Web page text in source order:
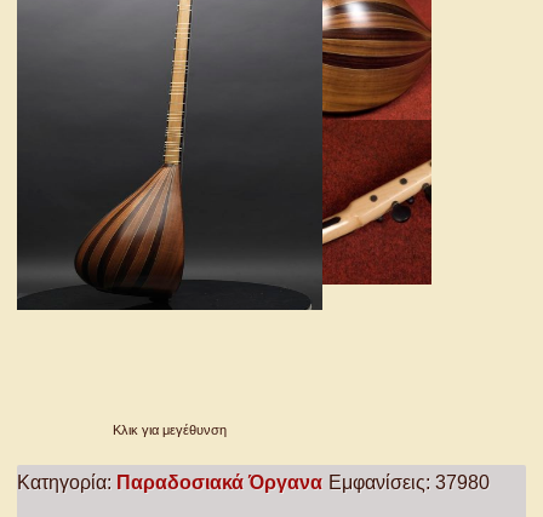
Κλικ για μεγέθυνση
Κατηγορία: Παραδοσιακά Όργανα Εμφανίσεις: 37980